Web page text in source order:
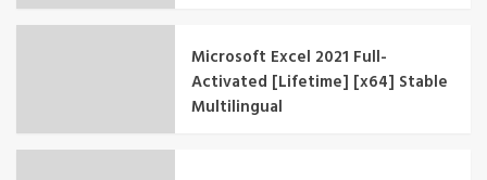
Microsoft Excel 2021 Full-
Activated [Lifetime] [x64] Stable
Multilingual